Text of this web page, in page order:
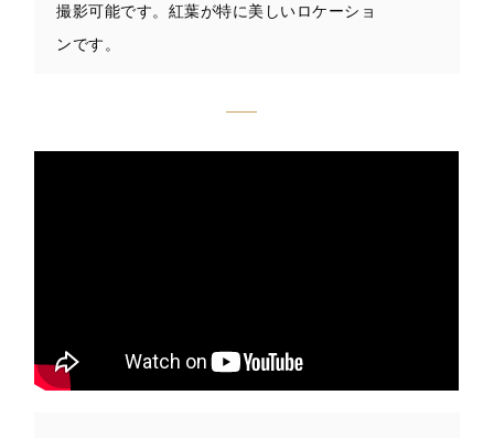
撮影可能です。紅葉が特に美しいロケーショ
ンです。